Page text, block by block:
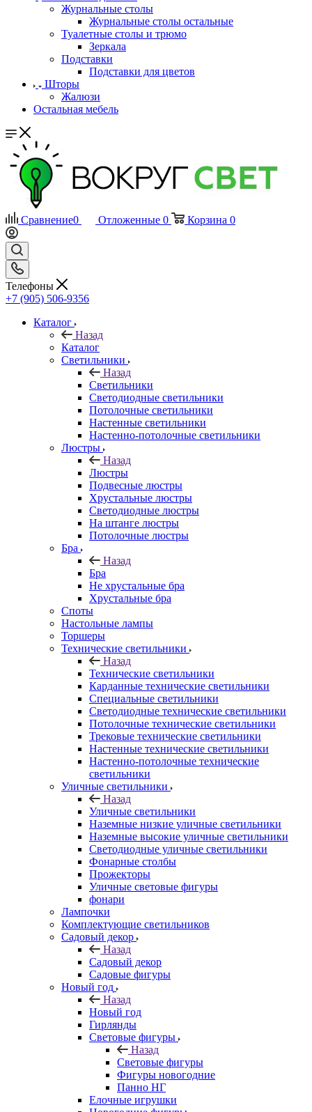
Журнальные столы
Журнальные столы остальные
Туалетные столы и трюмо
Зеркала
Подставки
Подставки для цветов
Шторы
Жалюзи
Остальная мебель
Сравнение0 Отложенные 0 Корзина 0
Телефоны
+7 (905) 506-9356
Каталог
Назад
Каталог
Светильники
Назад
Светильники
Светодиодные светильники
Потолочные светильники
Настенные светильники
Настенно-потолочные светильники
Люстры
Назад
Люстры
Подвесные люстры
Хрустальные люстры
Светодиодные люстры
На штанге люстры
Потолочные люстры
Бра
Назад
Бра
Не хрустальные бра
Хрустальные бра
Споты
Настольные лампы
Торшеры
Технические светильники
Назад
Технические светильники
Карданные технические светильники
Специальные светильники
Светодиодные технические светильники
Потолочные технические светильники
Трековые технические светильники
Настенные технические светильники
Настенно-потолочные технические
светильники
Уличные светильники
Назад
Уличные светильники
Наземные низкие уличные светильники
Наземные высокие уличные светильники
Светодиодные уличные светильники
Фонарные столбы
Прожекторы
Уличные световые фигуры
фонари
Лампочки
Комплектующие светильников
Садовый декор
Назад
Садовый декор
Садовые фигуры
Новый год
Назад
Новый год
Гирлянды
Световые фигуры
Назад
Световые фигуры
Фигуры новогодние
Панно НГ
Елочные игрушки